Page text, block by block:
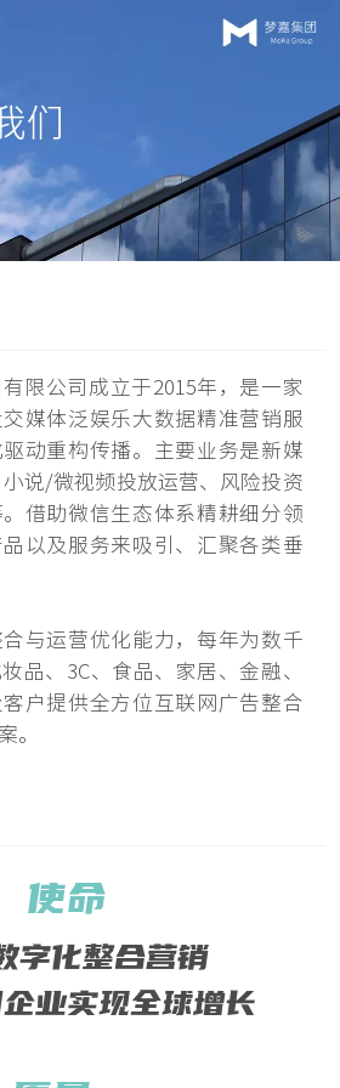
限公司成立于2015年，是一家
媒体泛娱乐大数据精准营销服
动重构传播。主要业务是新媒
小说/微视频投放运营、风险投资
借助微信生态体系精耕细分领
以及服务来吸引、汇聚各类垂
与运营优化能力，每年为数千
品、3C、食品、家居、金融、
户提供全方位互联网广告整合
。
使命
字化整合营销
业实现全球增长